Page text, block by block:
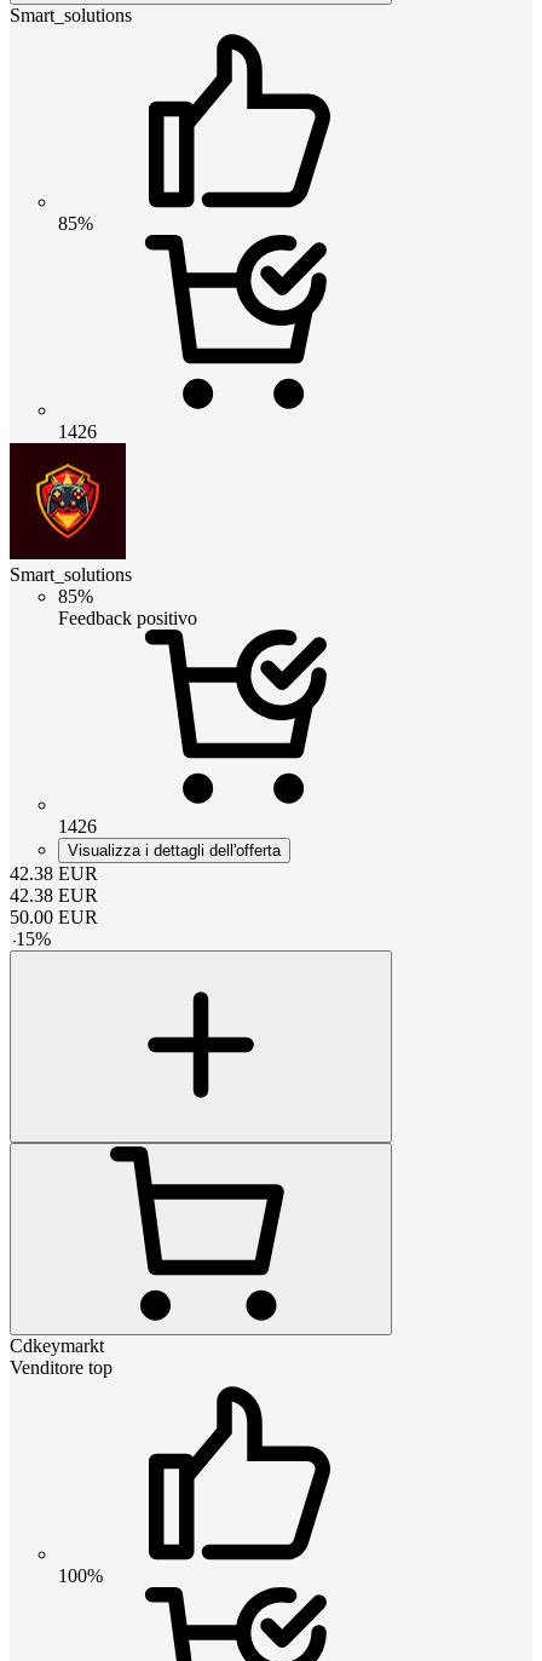
Smart_solutions
85%
1426
Smart_solutions
85%
Feedback positivo
1426
Visualizza i dettagli dell'offerta
42.38 EUR
42.38 EUR
50.00 EUR
-15%
Cdkeymarkt
Venditore top
100%